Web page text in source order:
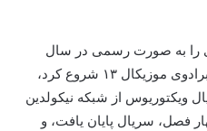
را به صورت رسمی در سال
۲۰۰۸ در سن ۱۴ سالگی، در تئاتر برادوی موزیکال ۱۳ شروع کرد،
ویکتوریوس از شبکه نیکولدین
از چهار فصل، سریال پایان یافت، و